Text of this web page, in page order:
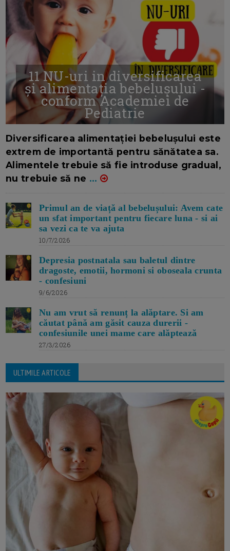
11 NU-uri in diversificarea
și alimentația bebelușului -
conform Academiei de
Pediatrie
Diversificarea alimentației bebelușului este
extrem de importantă pentru sănătatea sa.
Alimentele trebuie să fie introduse gradual,
nu trebuie să ne ...
Primul an de viață al bebelușului: Avem cate
un sfat important pentru fiecare luna - si ai
sa vezi ca te va ajuta
10/7/2026
Depresia postnatala sau baletul dintre
dragoste, emotii, hormoni si oboseala crunta
- confesiuni
9/6/2026
Nu am vrut să renunț la alăptare. Si am
căutat până am găsit cauza durerii -
confesiunile unei mame care alăptează
27/3/2026
ULTIMILE ARTICOLE